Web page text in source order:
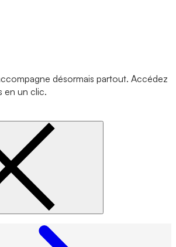
désormais partout. Accédez
en un clic.